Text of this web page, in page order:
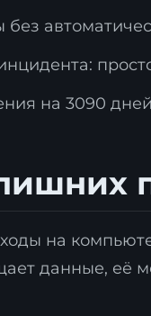
на 3090
на
данные, её